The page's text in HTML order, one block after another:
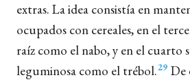
extras. La idea consistía en
ocupados con cereales, en el
raíz como el nabo, y en el cuarto
leguminosa como el trébol.29 De